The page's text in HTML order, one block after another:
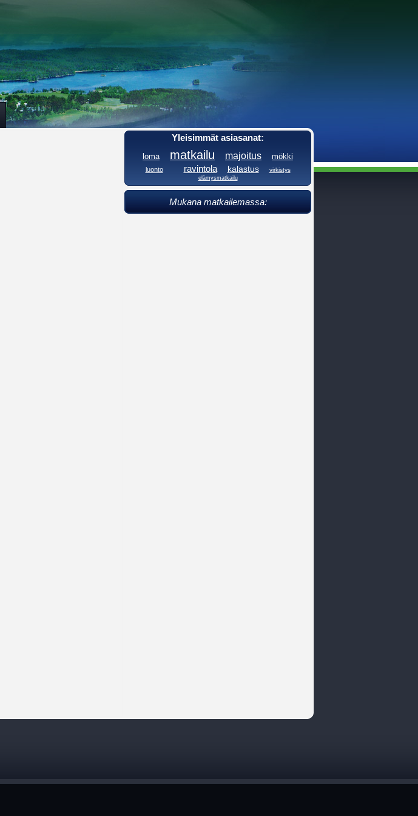
Yleisimmät asiasanat:
loma matkailu majoitus mökki
luonto ravintola kalastus virkistys
elämysmatkailu
Mukana matkailemassa: